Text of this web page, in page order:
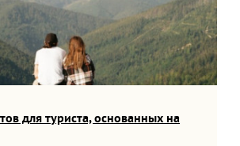
для туриста, основанных на